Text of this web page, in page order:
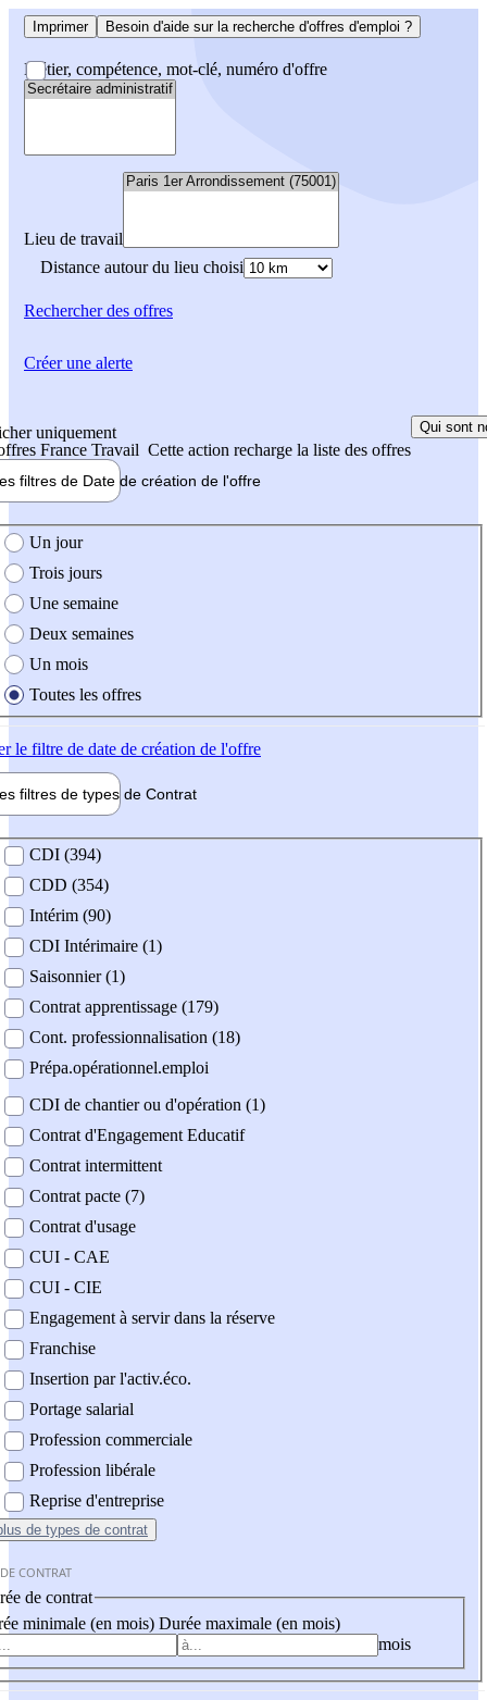
Imprimer Besoin d'aide sur la recherche d'offres d'emploi ?
Métier, compétence, mot-clé, numéro d'offre
Lieu de travail
Distance autour du lieu choisi
Rechercherdes offres
uniquement
France Travail Cette action recharge la liste des offres
Qui sont
filtres de Date de création de l'offre
création de l'offre
Un jour
Trois jours
Une semaine
Deux semaines
Un mois
Toutes les offres
le filtre de date de création de l'offre
filtres de types de Contrat
contrat
CDI (394)
CDD (354)
Intérim (90)
CDI Intérimaire (1)
Saisonnier (1)
Contrat apprentissage (179)
Cont. professionnalisation (18)
Prépa.opérationnel.emploi
CDI de chantier ou d'opération (1)
Contrat d'Engagement Educatif
Contrat intermittent
Contrat pacte (7)
Contrat d'usage
CUI - CAE
CUI - CIE
Engagement à servir dans la réserve
Franchise
Insertion par l'activ.éco.
Portage salarial
Profession commerciale
Profession libérale
Reprise d'entreprise
de types de contrat
CONTRAT
de contrat
minimale (en mois) Durée maximale (en mois)
mois
Créer une alerte